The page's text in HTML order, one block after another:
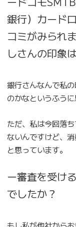
銀行）カード
コミがみられ
しさんの印象
銀行さんなんで私
のかなというふうに
ただ、私は今回落
ないんですけど、
と思っています。
ー審査を受け
でしたか？